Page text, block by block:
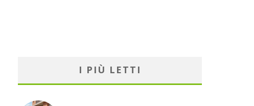
I PIÙ LETTI